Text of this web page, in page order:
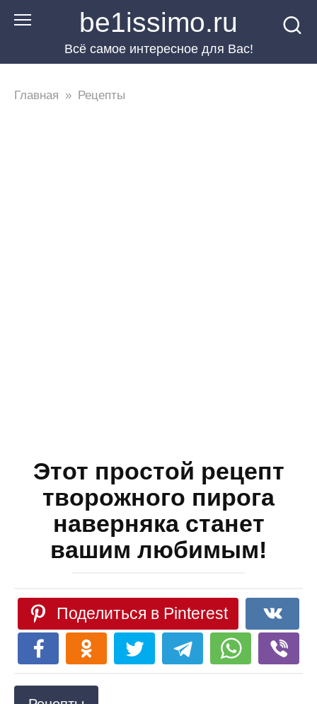
Перейти
be1issimo.ru
Всё самое интересное для Вас!
Главная » Рецепты
Этот простой рецепт
творожного пирога
наверняка станет
вашим любимым!
Поделиться в Pinterest